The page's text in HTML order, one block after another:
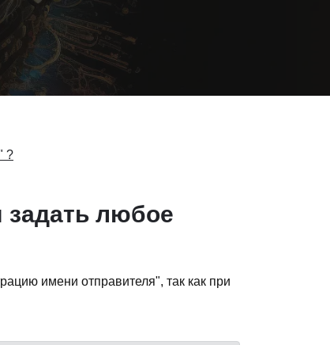
?
задать любое
имени отправителя", так как при